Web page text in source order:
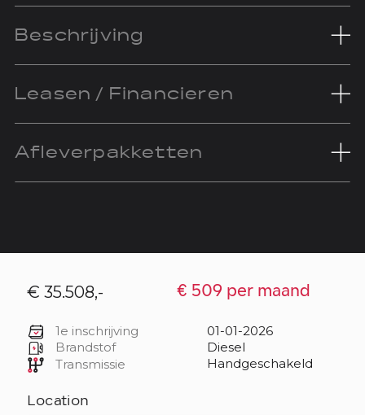
Beschrijving
Leasen / Financieren
Afleverpakketten
€ 35.508,- € 509 per maand
1e inschrijving
01-01-2026
Brandstof
Diesel
Transmissie
Handgeschakeld
Location